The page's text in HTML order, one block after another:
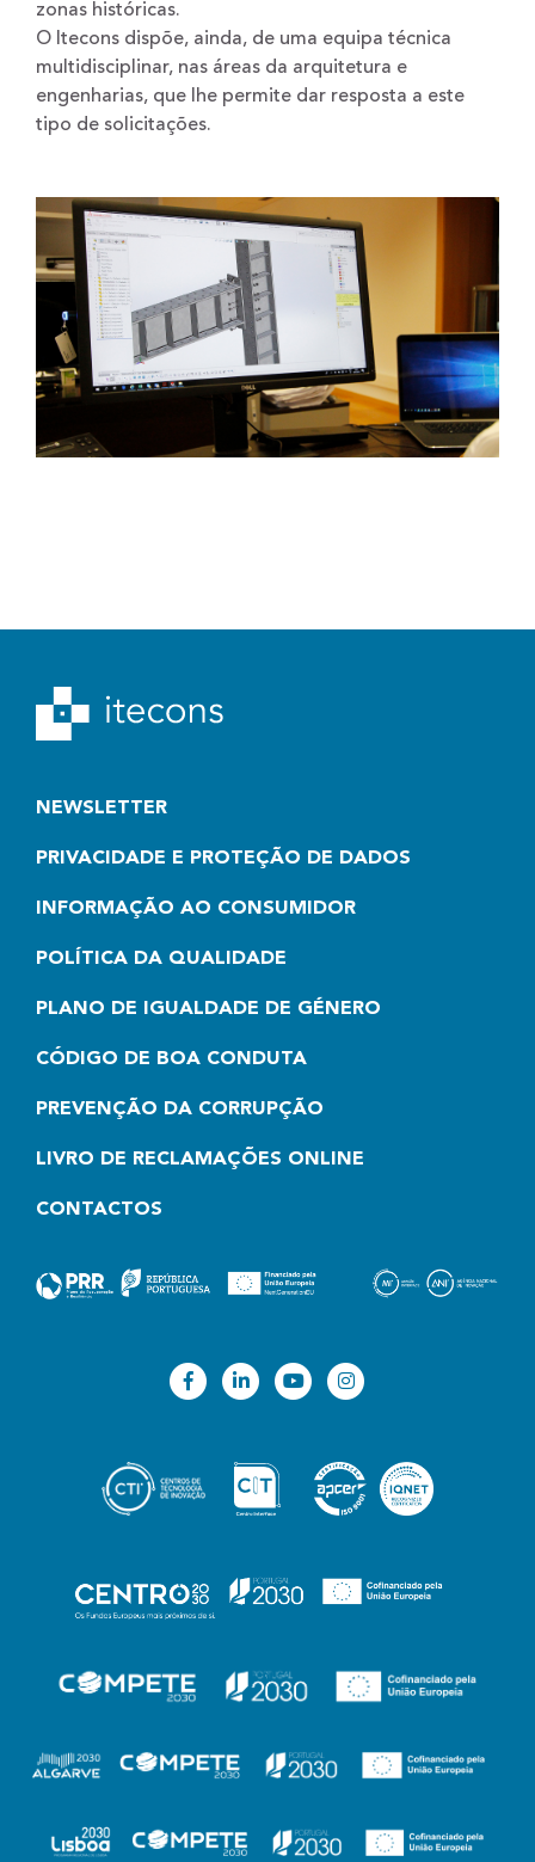
zonas históricas.
O Itecons dispõe, ainda, de uma equipa técnica
multidisciplinar, nas áreas da arquitetura e
engenharias, que lhe permite dar resposta a este
tipo de solicitações.
NEWSLETTER
PRIVACIDADE E PROTEÇÃO DE DADOS
INFORMAÇÃO AO CONSUMIDOR
POLÍTICA DA QUALIDADE
PLANO DE IGUALDADE DE GÉNERO
CÓDIGO DE BOA CONDUTA
PREVENÇÃO DA CORRUPÇÃO
LIVRO DE RECLAMAÇÕES ONLINE
CONTACTOS